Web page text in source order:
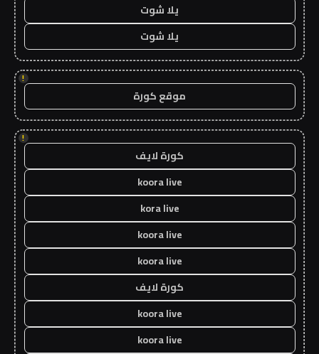
يلا شوت
يلا شوت
!
موقع كورة
!
كورة لايف
koora live
kora live
koora live
koora live
كورة لايف
koora live
koora live